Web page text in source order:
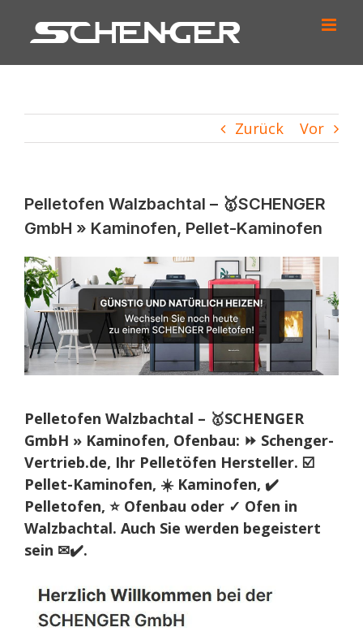
Inhalt
Zurück Vor
Pelletofen Walzbachtal – 🥇SCHENGER
GmbH » Kaminofen, Pellet-Kaminofen
Pelletofen Walzbachtal – 🥇SCHENGER
GmbH » Kaminofen, Ofenbau: ⏩ Schenger-
Vertrieb.de, Ihr Pelletöfen Hersteller. ☑️
Pellet-Kaminofen, ☀️ Kaminofen, ✔️
Pelletofen, ⭐ Ofenbau oder ✓ Ofen in
Walzbachtal. Auch Sie werden begeistert
sein ✉✔️.